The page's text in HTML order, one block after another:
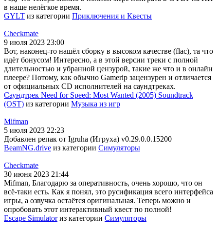
в наше нелёгкое время.
GYLT из категории Приключения и Квесты
Checkmate
9 июля 2023 23:00
Вот, наконец-то нашёл сборку в высоком качестве (flac), та что
идёт бонусом! Интересно, а в этой версии треки с полной
длительностью и убранной цензурой, такие же что и в онлайн
плеере? Потому, как обычно Gamerip зацензурен и отличается
от официальных CD исполнителей на саундтреках.
Саундтрек Need for Speed: Most Wanted (2005) Soundtrack
(OST) из категории Музыка из игр
Mifman
5 июля 2023 22:23
Добавлен репак от Igruha (Игруха) v0.29.0.0.15200
BeamNG.drive из категории Симуляторы
Checkmate
30 июня 2023 21:44
Mifman, Благодарю за оперативность, очень хорошо, что он
всё-таки есть. Как я понял, это русификация всего интерфейса
игры, а озвучка остаётся оригинальная. Теперь можно и
опробовать этот интерактивный квест по полной!
Escape Simulatorиз категории Симуляторы